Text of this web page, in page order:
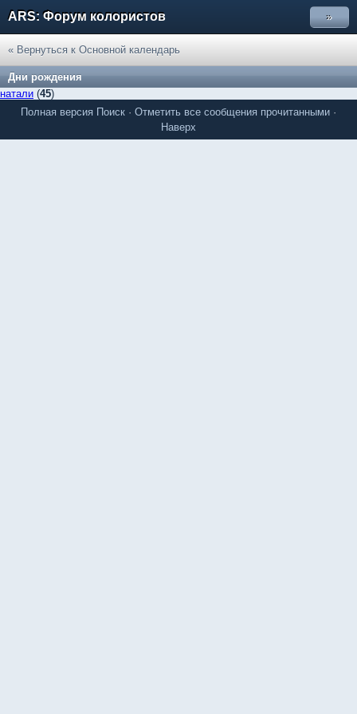
ARS: Форум колористов »
« Вернуться к Основной календарь
Дни рождения
натали (45)
Полная версия Поиск · Отметить все сообщения прочитанными ·
Наверх